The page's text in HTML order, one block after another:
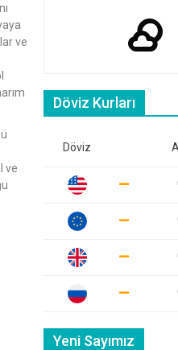
ve
ve
Döviz Kurları
Döviz
Yeni Sayımız